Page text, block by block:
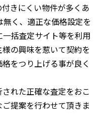
きにくい物件が多くあ
く、適正な価格設定を
括査定サイト等を利用
の興味を惹いて契約を
をつり上げる事が良く
れた正確な査定をおこ
提案を行わせて頂きま